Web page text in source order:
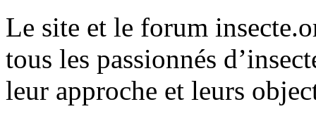
Le site et le forum
tous les passionnés
leur approche et leurs